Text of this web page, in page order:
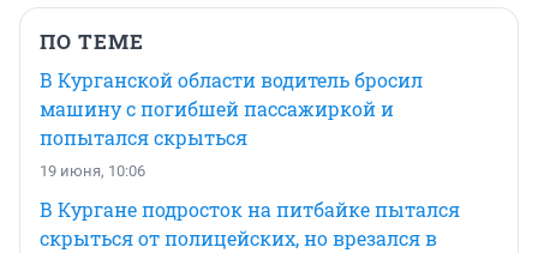
ПО ТЕМЕ
В Курганской области водитель бросил
машину с погибшей пассажиркой и
попытался скрыться
19 июня, 10:06
В Кургане подросток на питбайке пытался
скрыться от полицейских, но врезался в